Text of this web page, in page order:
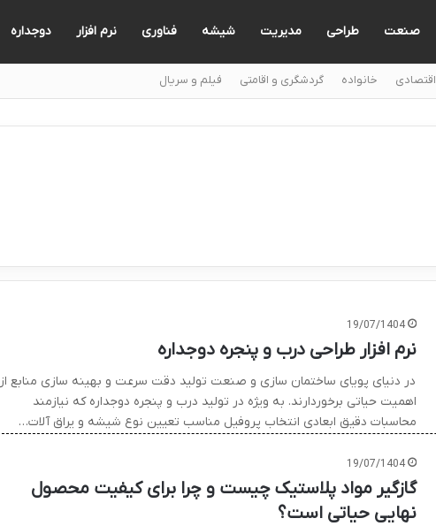
صنعت طراحی مدیریت شیشه فناوری نرم افزار دوجداره
اقتصادی خانواده گردشگری و اقامتی فیلم و سریال
19/07/1404
نرم افزار طراحی درب و پنجره دوجداره
در دنیای پویای ساختمان سازی و صنعت تولید دقت سرعت و بهینه سازی منابع از
اهمیت حیاتی برخوردارند. به ویژه در تولید درب و پنجره دوجداره که نیازمند
محاسبات دقیق ابعادی انتخاب پروفیل مناسب تعیین نوع شیشه و یراق آلات…
19/07/1404
گازگیر مواد پلاستیک چیست و چرا برای کیفیت محصول
نهایی حیاتی است؟